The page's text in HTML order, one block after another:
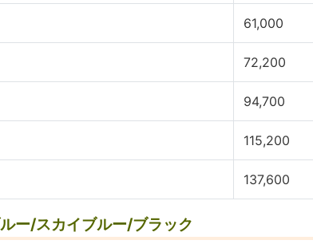
61,000
72,200
94,700
115,200
137,600
ー/スカイブルー/ブラック